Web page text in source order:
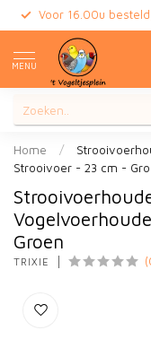
Voor 16.00u
MENU
Home /
Strooivoer - 23 cm -
Groen
TRIXIE